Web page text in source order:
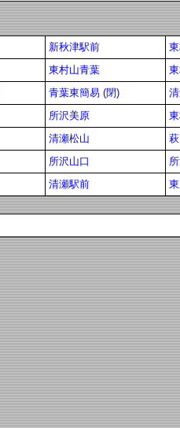
新秋津駅前
東村山青葉
青葉東簡易 (閉)
所沢美原
清瀬松山
所沢山口
清瀬駅前